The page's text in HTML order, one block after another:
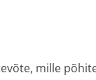
mille